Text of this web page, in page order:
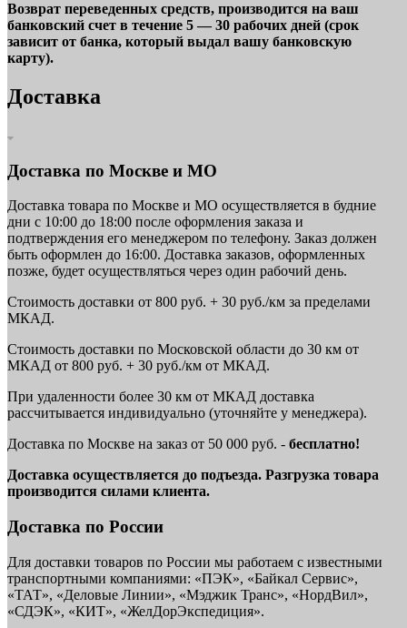
Возврат переведенных средств, производится на ваш
банковский счет в течение 5 — 30 рабочих дней (срок
зависит от банка, который выдал вашу банковскую
карту).
Доставка
Доставка по Москве и МО
Доставка товара по Москве и МО осуществляется в будние
дни с 10:00 до 18:00 после оформления заказа и
подтверждения его менеджером по телефону. Заказ должен
быть оформлен до 16:00. Доставка заказов, оформленных
позже, будет осуществляться через один рабочий день.
Стоимость доставки от 800 руб. + 30 руб./км за пределами
МКАД.
Стоимость доставки по Московской области до 30 км от
МКАД от 800 руб. + 30 руб./км от МКАД.
При удаленности более 30 км от МКАД доставка
рассчитывается индивидуально (уточняйте у менеджера).
Доставка по Москве на заказ от 50 000 руб. - бесплатно!
Доставка осуществляется до подъезда. Разгрузка товара
производится силами клиента.
Доставка по России
Для доставки товаров по России мы работаем с известными
транспортными компаниями: «ПЭК», «Байкал Сервис»,
«ТАТ», «Деловые Линии», «Мэджик Транс», «НордВил»,
«СДЭК», «КИТ», «ЖелДорЭкспедиция».